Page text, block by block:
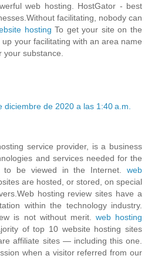
web hosting. HostGator - best
facilitating, nobody can
hosting To get your site on the
your facilitating with an area name
your substance.
diciembre de 2020 a las 1:40 a.m.
service provider, is a business
and services needed for the
to be viewed in the Internet. web
are hosted, or stored, on special
hosting review sites have a
within the technology industry.
is not without merit. web hosting
of top 10 website hosting sites
affiliate sites — including this one.
when a visitor referred from our